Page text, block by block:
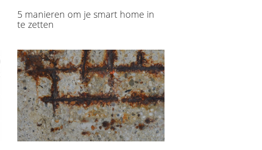
5 manieren om je smart home in
te zetten